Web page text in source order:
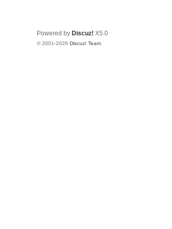
Powered by Discuz! X5.0
© 2001-2026 Discuz! Team